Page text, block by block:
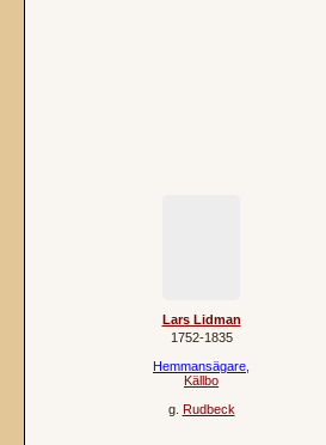
Lars Lidman
1752‐1835
Hemmansägare
Källbo
g. Rudbeck